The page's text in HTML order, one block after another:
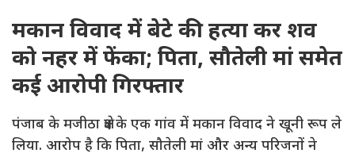
मकान विवाद में बेटे की हत्या कर शव
को नहर में फेंका; पिता, सौतेली मां समेत
कई आरोपी गिरफ्तार
पंजाब के मजीठा क्षेत्र के एक गांव में मकान विवाद ने खूनी रूप ले
लिया. आरोप है कि पिता, सौतेली मां और अन्य परिजनों ने